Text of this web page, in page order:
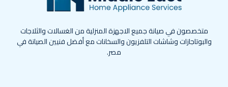
متخصصون في صيانة جميع الاجهزة المنزلية من الغسالات والثلاجات
والبوتاجازات وشاشات التلفزيون والسخانات مع أفضل فنيين الصيانة في
مصر.